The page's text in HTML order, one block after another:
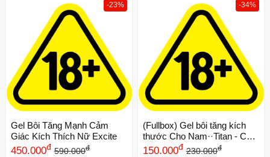
-23%
Gel Bôi Tăng Mạnh Cảm
Giác Kích Thích Nữ Excite
450.000đ 590.000đ
-34%
(Fullbox) Gel bôi tăng kích
thước Cho Nam··Titan - Chai
50ml Chính hãng
150.000đ 230.000đ